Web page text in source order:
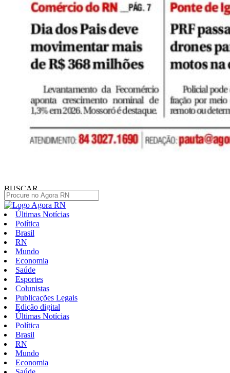
BUSCAR
Últimas Notícias
Política
Brasil
RN
Mundo
Economia
Saúde
Esportes
Colunistas
Publicações Legais
Edição digital
Últimas Notícias
Política
Brasil
RN
Mundo
Economia